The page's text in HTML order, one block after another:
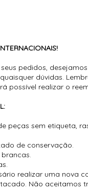
pedidos,
dúvidas.
possível realizar o
peças sem etiqueta,
de conservação.
realizar uma nova
Não aceitamos